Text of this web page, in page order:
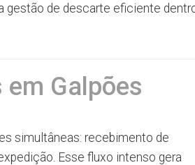
gestão de descarte eficiente
Galpões
simultâneas: recebimento de
Esse fluxo intenso gera